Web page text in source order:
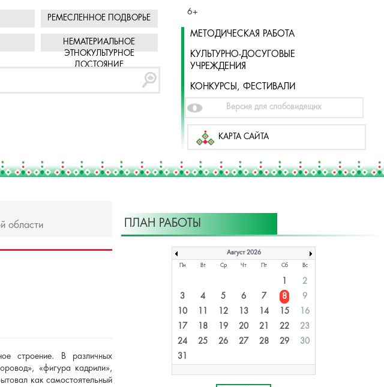
РЕМЕСЛЕННОЕ ПОДВОРЬЕ
НЕМАТЕРИАЛЬНОЕ
ЭТНОКУЛЬТУРНОЕ
ДОСТОЯНИЕ
6+
МЕТОДИЧЕСКАЯ РАБОТА
КУЛЬТУРНО-ДОСУГОВЫЕ
УЧРЕЖДЕНИЯ
КОНКУРСЫ, ФЕСТИВАЛИ
Версия для слабовидящих
КАРТА САЙТА
области
строение. В различных
«фигура кадрили»,
как самостоятельный
ПЛАН РАБОТЫ
Август 2026
Пн Вт Ср Чт Пт Сб Вс
1
2
3
4 5 6 7 8
9
10
11 12 13 14 15
16
17
18 19 20 21 22
23
24
25 26 27 28 29
30
31